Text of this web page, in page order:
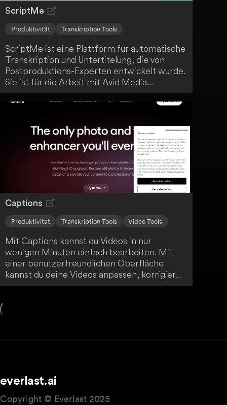
ScriptMe
Produktivität Transkription Tools
ScriptMe ist eine Plattform für automatische
Transkription und Untertitelung, die von
Postproduktions-Experten entwickelt wurde.
Sie ist für die Arbeit mit Avid Media
Composer und anderen Tools konzipiert.
Captions
Produktivität Transkription Tools Video Tools
Mit Captions kannst du Videos in nur
wenigen Minuten einfach bearbeiten. Mit
einer benutzerfreundlichen Oberfläche
kannst du deine Videos anpassen, korrigieren
und übersetzen. So maximierst du die
everlast.ai
Copyright © Everlast 2025